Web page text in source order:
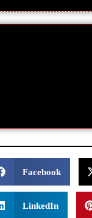
Facebook
LinkedIn